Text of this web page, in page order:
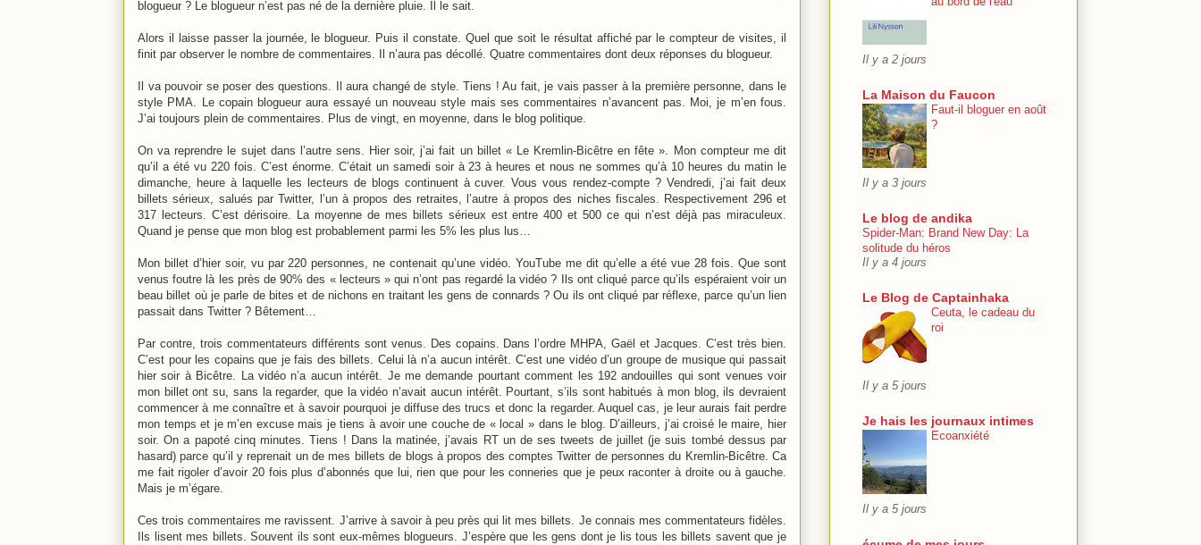
blogueur ? Le blogueur n’est pas né de la dernière pluie. Il le sait.
Alors il laisse passer la journée, le blogueur. Puis il constate. Quel que soit le résultat affiché par le compteur de visites, il
finit par observer le nombre de commentaires. Il n’aura pas décollé. Quatre commentaires dont deux réponses du blogueur.
Il va pouvoir se poser des questions. Il aura changé de style. Tiens ! Au fait, je vais passer à la première personne, dans le
style PMA. Le copain blogueur aura essayé un nouveau style mais ses commentaires n’avancent pas. Moi, je m’en fous.
J’ai toujours plein de commentaires. Plus de vingt, en moyenne, dans le blog politique.
On va reprendre le sujet dans l’autre sens. Hier soir, j’ai fait un billet « Le Kremlin-Bicêtre en fête ». Mon compteur me dit
qu’il a été vu 220 fois. C’est énorme. C’était un samedi soir à 23 à heures et nous ne sommes qu’à 10 heures du matin le
dimanche, heure à laquelle les lecteurs de blogs continuent à cuver. Vous vous rendez-compte ? Vendredi, j’ai fait deux
billets sérieux, salués par Twitter, l’un à propos des retraites, l’autre à propos des niches fiscales. Respectivement 296 et
317 lecteurs. C’est dérisoire. La moyenne de mes billets sérieux est entre 400 et 500 ce qui n’est déjà pas miraculeux.
Quand je pense que mon blog est probablement parmi les 5% les plus lus…
Mon billet d’hier soir, vu par 220 personnes, ne contenait qu’une vidéo. YouTube me dit qu’elle a été vue 28 fois. Que sont
venus foutre là les près de 90% des « lecteurs » qui n’ont pas regardé la vidéo ? Ils ont cliqué parce qu’ils espéraient voir un
beau billet où je parle de bites et de nichons en traitant les gens de connards ? Ou ils ont cliqué par réflexe, parce qu’un lien
passait dans Twitter ? Bêtement…
Par contre, trois commentateurs différents sont venus. Des copains. Dans l’ordre MHPA, Gaël et Jacques. C’est très bien.
C’est pour les copains que je fais des billets. Celui là n’a aucun intérêt. C’est une vidéo d’un groupe de musique qui passait
hier soir à Bicêtre. La vidéo n’a aucun intérêt. Je me demande pourtant comment les 192 andouilles qui sont venues voir
mon billet ont su, sans la regarder, que la vidéo n’avait aucun intérêt. Pourtant, s’ils sont habitués à mon blog, ils devraient
commencer à me connaître et à savoir pourquoi je diffuse des trucs et donc la regarder. Auquel cas, je leur aurais fait perdre
mon temps et je m’en excuse mais je tiens à avoir une couche de « local » dans le blog. D’ailleurs, j’ai croisé le maire, hier
soir. On a papoté cinq minutes. Tiens ! Dans la matinée, j’avais RT un de ses tweets de juillet (je suis tombé dessus par
hasard) parce qu’il y reprenait un de mes billets de blogs à propos des comptes Twitter de personnes du Kremlin-Bicêtre. Ca
me fait rigoler d’avoir 20 fois plus d’abonnés que lui, rien que pour les conneries que je peux raconter à droite ou à gauche.
Mais je m’égare.
Ces trois commentaires me ravissent. J’arrive à savoir à peu près qui lit mes billets. Je connais mes commentateurs fidèles.
Ils lisent mes billets. Souvent ils sont eux-mêmes blogueurs. J’espère que les gens dont je lis tous les billets savent que je
Il y a 2 jours
La Maison du Faucon
Faut-il bloguer en août
?
Il y a 3 jours
Le blog de andika
Spider-Man: Brand New Day: La
solitude du héros
Il y a 4 jours
Le Blog de Captainhaka
Ceuta, le cadeau du
roi
Il y a 5 jours
Je hais les journaux intimes
Ecoanxiété
Il y a 5 jours